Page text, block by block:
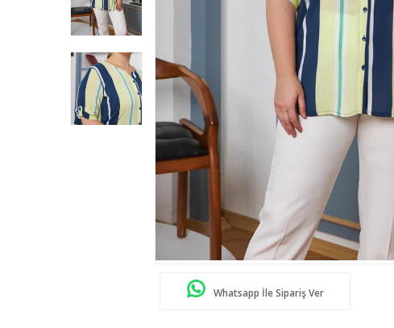
Whatsapp İle Sipariş Ver